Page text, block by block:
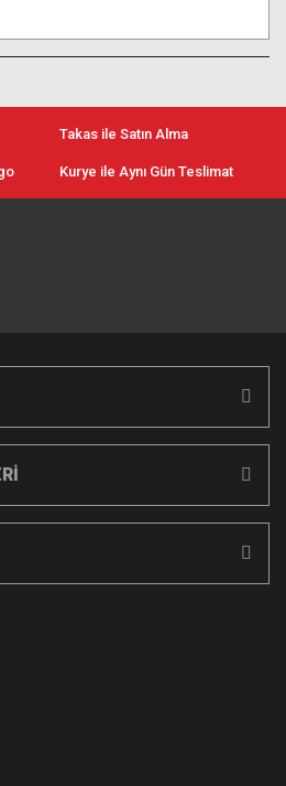
Takas ile Satın Alma
Kurye ile Aynı Gün Teslimat